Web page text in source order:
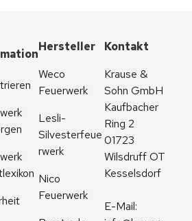
Hersteller
Weco
Feuerwerk
Lesli-
Silvesterfeue
rwerk
Nico
Feuerwerk
Kontakt
Krause &
Sohn GmbH
Kaufbacher
Ring 2
01723
Wilsdruff OT
Kesselsdorf